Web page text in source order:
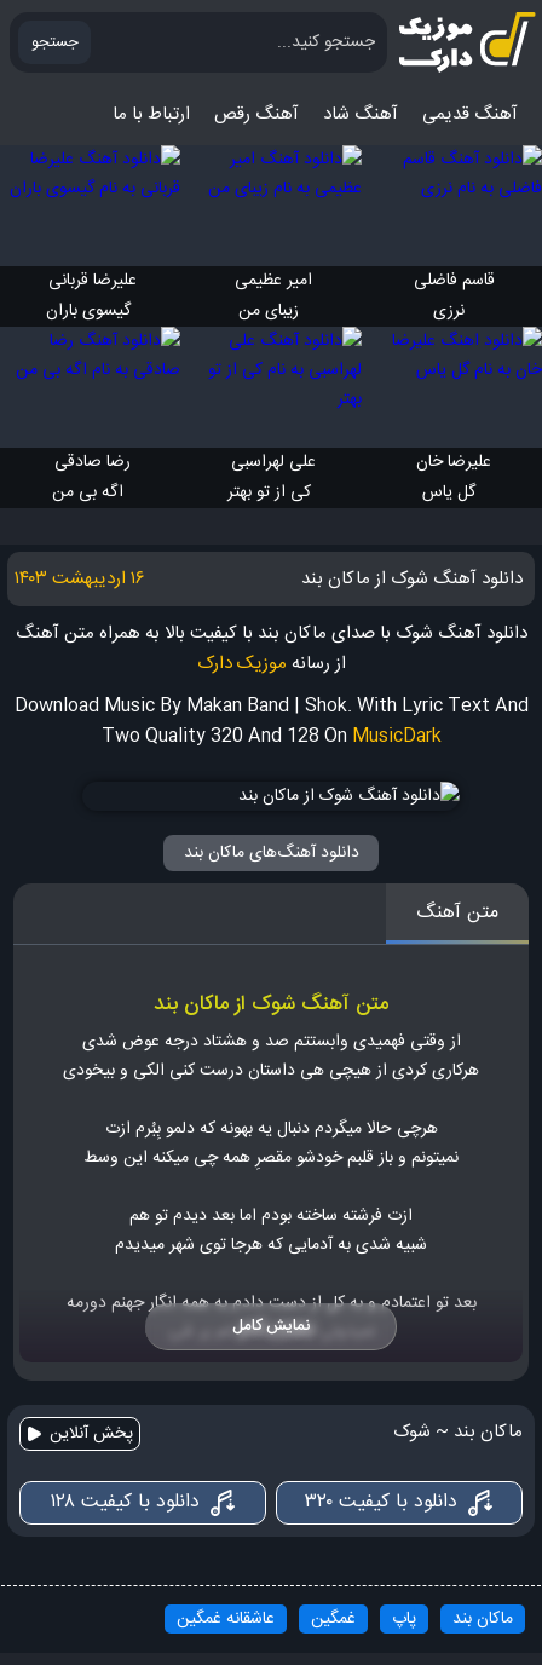
جستجو
آهنگ قدیمی آهنگ‌ شاد آهنگ رقص ارتباط با ما
قاسم فاضلی
نرزی
امیر عظیمی
زیبای من
علیرضا قربانی
گیسوی باران
علیرضا خان
گل یاس
علی لهراسبی
کی از تو بهتر
رضا صادقی
اگه بی من
دانلود آهنگ شوک از ماکان بند
۱۶ اردیبهشت ۱۴۰۳
دانلود آهنگ شوک با صدای ماکان بند با کیفیت بالا به همراه متن آهنگ
از رسانه موزیک دارک
Download Music By Makan Band | Shok. With Lyric Text And
Two Quality 320 And 128 On MusicDark
دانلود آهنگ‌های ماکان بند
متن آهنگ
متن آهنگ شوک از ماکان بند
از وقتی فهمیدی وابستتم صد و هشتاد درجه عوض شدی
هرکاری کردی از هیچی هی داستان درست کنی الکی و بیخودی
هرچی حالا میگردم دنبال یه بهونه که دلمو بِبُرم ازت
نمیتونم و باز قلبم خودشو مقصرِ همه چی میکنه این وسط
ازت فرشته ساخته بودم اما بعد دیدم تو هم
شبیه شدی به آدمایی که هرجا توی شهر میدیدم
بعد تو اعتمادم و به کل از دست دادم به همه انگار جهنم دورمه
نمیدونی چقدر بده از غم پر شی
هر روز غماتو بکنی فقط گلچین
نخواستی تو آسمون من خورشید
تو نشد واسه منم شده غرورتو بذاری کنار
بگو شاید راحت تر بتونم فراموشت کنم آخر سر
نمایش کامل
ماکان بند ~ شوک پخش آنلاین
دانلود با کیفیت ۳۲۰ دانلود با کیفیت ۱۲۸
ماکان بند پاپ غمگین عاشقانه غمگین